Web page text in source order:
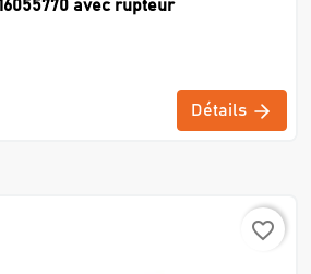
avec rupteur
Détails
favorite_border